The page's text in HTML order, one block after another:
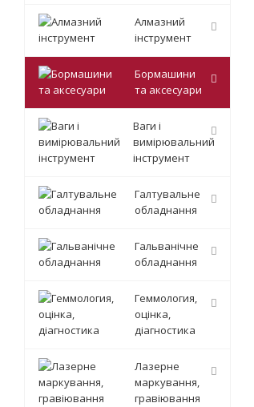
Алмазний
інструмент
Бормашини
та аксесуари
Ваги і
вимірювальний
інструмент
Галтувальне
обладнання
Гальванічне
обладнання
Геммология,
оцінка,
діагностика
Лазерне
маркування,
гравіювання